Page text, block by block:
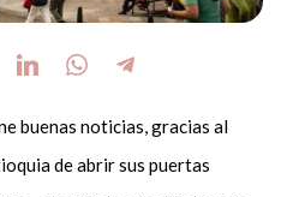
buenas noticias, gracias al
de abrir sus puertas